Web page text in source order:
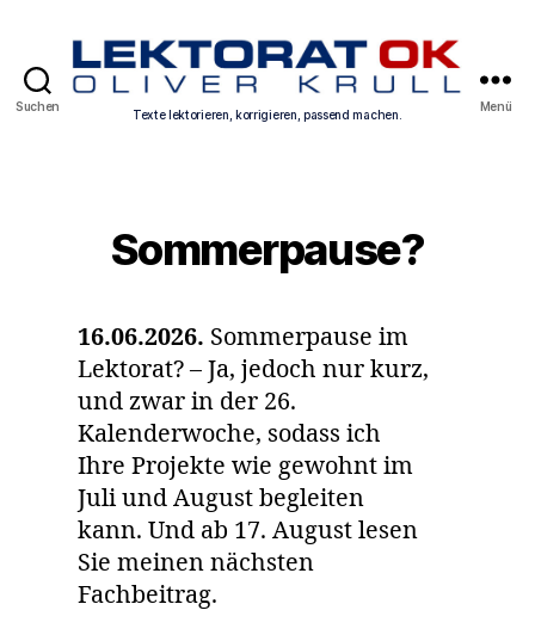
Suchen
Texte
passend
machen.
Texte lektorieren, korrigieren, passend machen.
Menü
Sommerpause?
16.06.2026. Sommerpause im
Lektorat? – Ja, jedoch nur kurz,
und zwar in der 26.
Kalenderwoche, sodass ich
Ihre Projekte wie gewohnt im
Juli und August begleiten
kann. Und ab 17. August lesen
Sie meinen nächsten
Fachbeitrag.